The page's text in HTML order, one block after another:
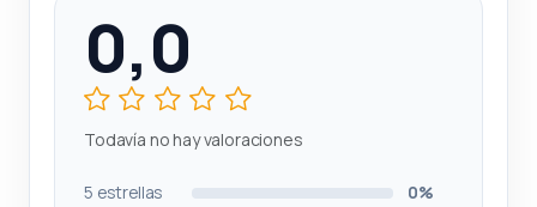
0,0
Todavía no hay valoraciones
5 estrellas 0%